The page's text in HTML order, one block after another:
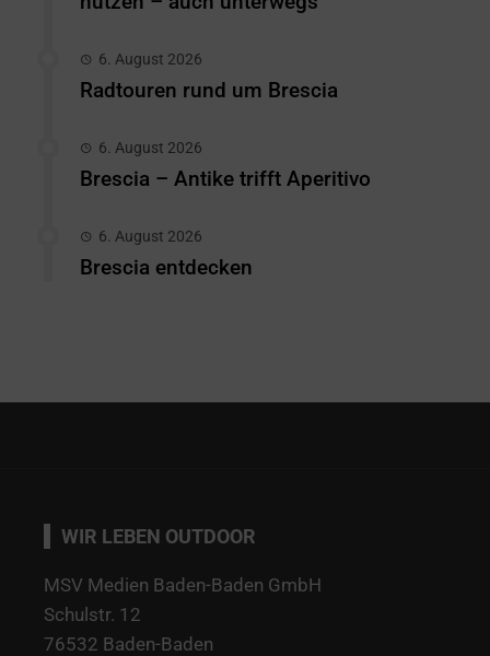
6. August 2026
Radtouren rund um Brescia
6. August 2026
Brescia – Antike trifft Aperitivo
6. August 2026
Brescia entdecken
WIR LEBEN OUTDOOR
MSV Medien Baden-Baden GmbH
Schulstr. 12
76532 Baden-Baden